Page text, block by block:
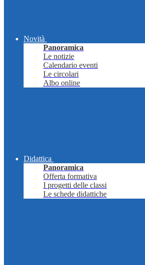
Novità
Panoramica
Le notizie
Calendario eventi
Le circolari
Albo online
Didattica
Panoramica
Offerta formativa
I progetti delle classi
Le schede didattiche